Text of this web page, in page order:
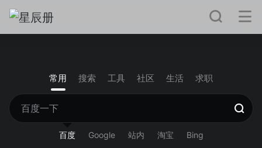
常用 搜索 工具 社区 生活 求职
百度 Google 站内 淘宝 Bing